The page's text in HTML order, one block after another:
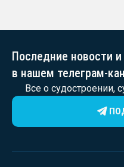
Последние новости
в нашем телеграм-
Все о судостроении,